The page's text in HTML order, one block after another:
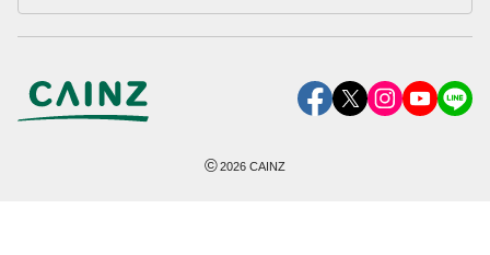
©2026 CAINZ